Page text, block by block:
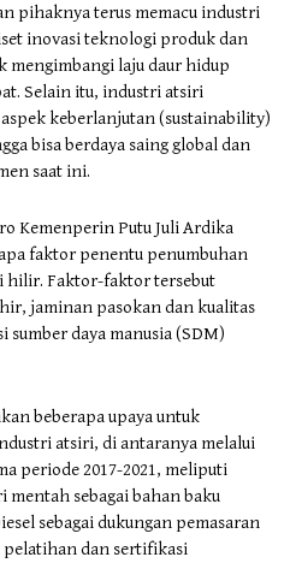
pihaknya terus memacu industri
inovasi teknologi produk dan
mengimbangi laju daur hidup
Selain itu, industri atsiri
keberlanjutan (sustainability)
bisa berdaya saing global dan
saat ini.
Kemenperin Putu Juli Ardika
faktor penentu penumbuhan
hilir. Faktor-faktor tersebut
jaminan pasokan dan kualitas
daya manusia (SDM)
beberapa upaya untuk
atsiri, di antaranya melalui
periode 2017-2021, meliputi
mentah sebagai bahan baku
sebagai dukungan pemasaran
dan sertifikasi